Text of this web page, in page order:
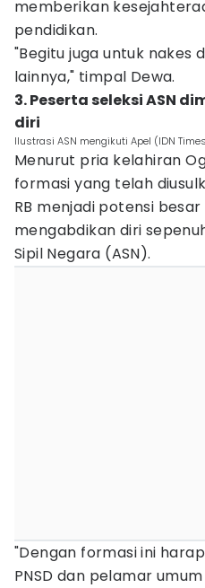
memberikan
pendidikan.
"Begitu juga untuk nakes
lainnya," timpal Dewa.
3. Peserta seleksi ASN
diri
Ilustrasi ASN mengikuti Apel (IDN
Menurut pria kelahiran
formasi yang telah
RB menjadi potensi
mengabdikan diri
Sipil Negara (ASN).
"Dengan formasi ini
PNSD dan pelamar